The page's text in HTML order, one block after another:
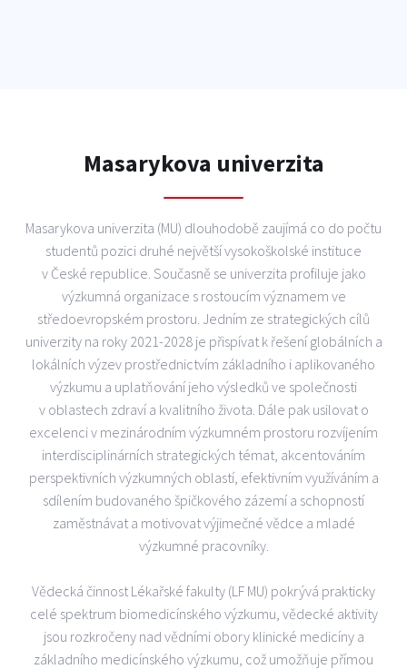
Masarykova univerzita
Masarykova univerzita (MU) dlouhodobě zaujímá co do počtu
studentů pozici druhé největší vysokoškolské instituce
v České republice. Současně se univerzita profiluje jako
výzkumná organizace s rostoucím významem ve
středoevropském prostoru. Jedním ze strategických cílů
univerzity na roky 2021-2028 je přispívat k řešení globálních a
lokálních výzev prostřednictvím základního i aplikovaného
výzkumu a uplatňování jeho výsledků ve společnosti
v oblastech zdraví a kvalitního života. Dále pak usilovat o
excelenci v mezinárodním výzkumném prostoru rozvíjením
interdisciplinárních strategických témat, akcentováním
perspektivních výzkumných oblastí, efektivním využíváním a
sdílením budovaného špičkového zázemí a schopností
zaměstnávat a motivovat výjimečné vědce a mladé
výzkumné pracovníky.
Vědecká činnost Lékařské fakulty (LF MU) pokrývá prakticky
celé spektrum biomedicínského výzkumu, vědecké aktivity
jsou rozkročeny nad vědními obory klinické medicíny a
základního medicínského výzkumu, což umožňuje přímou